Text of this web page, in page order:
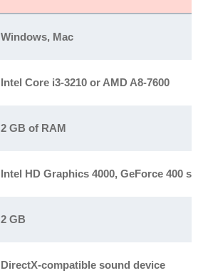
Windows, Mac
Intel Core i3-3210 or AMD A8-7600
2 GB of RAM
Intel HD Graphics 4000, GeForce 400
2 GB
DirectX-compatible sound device